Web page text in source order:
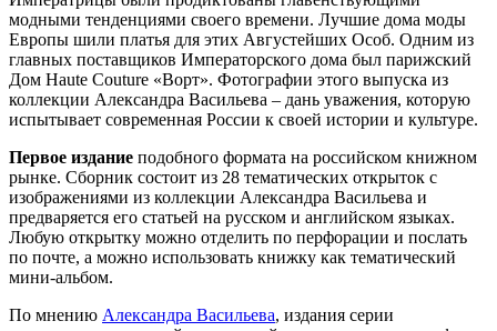
модными тенденциями своего времени. Лучшие дома моды
Европы шили платья для этих Августейших Особ. Одним из
главных поставщиков Императорского дома был парижский
Дом Haute Couture «Ворт». Фотографии этого выпуска из
коллекции Александра Васильева – дань уважения, которую
испытывает современная России к своей истории и культуре.
Первое издание подобного формата на российском книжном
рынке. Сборник состоит из 28 тематических открыток с
изображениями из коллекции Александра Васильева и
предваряется его статьей на русском и английском языках.
Любую открытку можно отделить по перфорации и послать
по почте, а можно использовать книжку как тематический
мини-альбом.
По мнению Александра Васильева, издания серии